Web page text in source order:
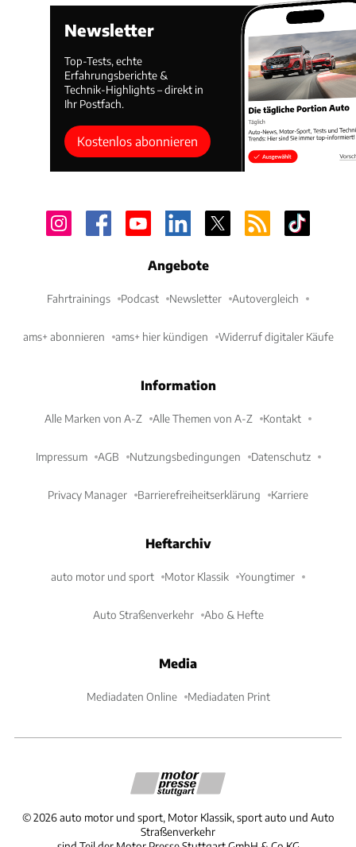
Newsletter
Top-Tests, echte
Erfahrungsberichte &
Technik-Highlights – direkt in
Ihr Postfach.
Kostenlos abonnieren
Angebote
Fahrtrainings Podcast Newsletter Autovergleich
ams+ abonnieren ams+ hier kündigen Widerruf digitaler Käufe
Information
Alle Marken von A-Z Alle Themen von A-Z Kontakt
Impressum AGB Nutzungsbedingungen Datenschutz
Privacy Manager Barrierefreiheitserklärung Karriere
Heftarchiv
auto motor und sport Motor Klassik Youngtimer
Auto Straßenverkehr Abo & Hefte
Media
Mediadaten Online Mediadaten Print
©2026 auto motor und sport, Motor Klassik, sport auto und Auto
Straßenverkehr